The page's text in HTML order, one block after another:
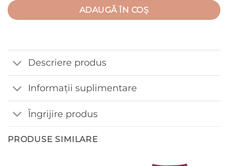
ADAUGĂ ÎN COȘ
Descriere produs
Informații suplimentare
Îngrijire produs
PRODUSE SIMILARE